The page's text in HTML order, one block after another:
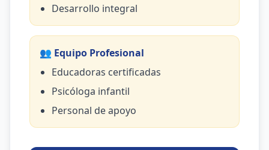
Desarrollo integral
👥 Equipo Profesional
Educadoras certificadas
Psicóloga infantil
Personal de apoyo